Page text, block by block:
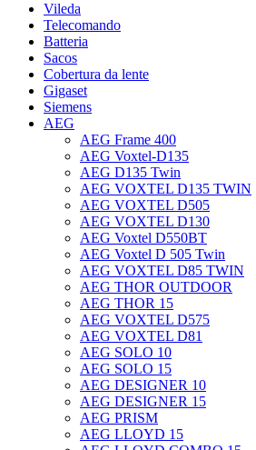
Vileda
Telecomando
Batteria
Sacos
Cobertura da lente
Gigaset
Siemens
AEG
AEG Frame 400
AEG Voxtel-D135
AEG D135 Twin
AEG VOXTEL D135 TWIN
AEG VOXTEL D505
AEG VOXTEL D130
AEG Voxtel D550BT
AEG Voxtel D 505 Twin
AEG VOXTEL D85 TWIN
AEG THOR OUTDOOR
AEG THOR 15
AEG VOXTEL D575
AEG VOXTEL D81
AEG SOLO 10
AEG SOLO 15
AEG DESIGNER 10
AEG DESIGNER 15
AEG PRISM
AEG LLOYD 15